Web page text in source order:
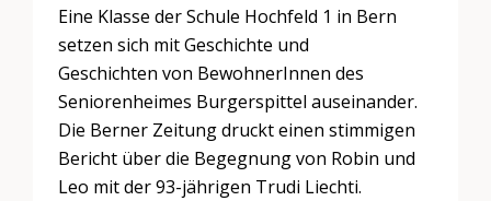
Eine Klasse der Schule Hochfeld 1 in Bern
setzen sich mit Geschichte und
Geschichten von BewohnerInnen des
Seniorenheimes Burgerspittel auseinander.
Die Berner Zeitung druckt einen stimmigen
Bericht über die Begegnung von Robin und
Leo mit der 93-jährigen Trudi Liechti.